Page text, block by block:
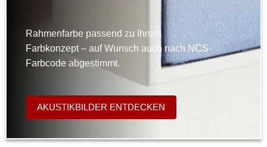
Rahmenfarbe passend zu Ihrem
Farbkonzept – auf Wunsch auch nach NCS-
Farbcode abgestimmt.
AKUSTIKBILDER ENTDECKEN